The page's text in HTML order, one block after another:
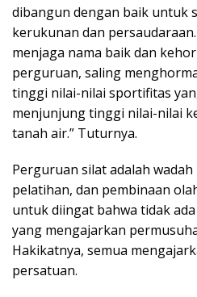
dibangun dengan baik untuk
kerukunan dan
menjaga nama baik dan
perguruan, saling
tinggi nilai-nilai sportifitas
menjunjung tinggi nilai-nilai
tanah air.” Tuturnya.
Perguruan silat adalah
pelatihan, dan pembinaan
untuk diingat bahwa tidak
yang mengajarkan
Hakikatnya, semua
persatuan.